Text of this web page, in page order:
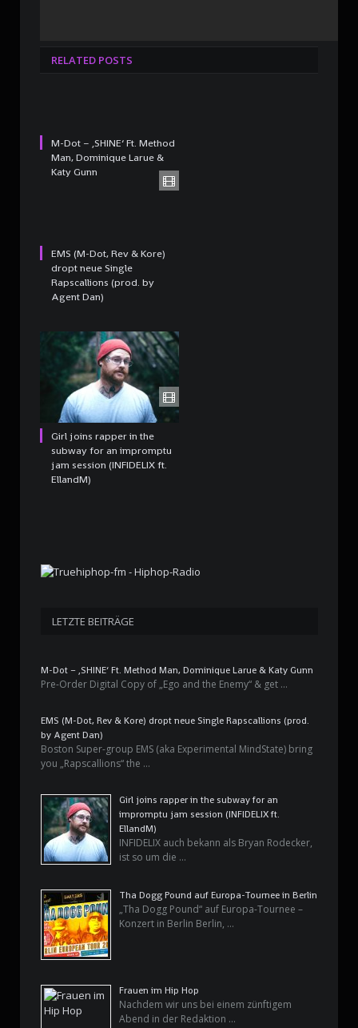
RELATED POSTS
M-Dot – ‚SHINE‘ Ft. Method
Man, Dominique Larue &
Katy Gunn
EMS (M-Dot, Rev & Kore)
dropt neue Single
Rapscallions (prod. by
Agent Dan)
Girl joins rapper in the
subway for an impromptu
jam session (INFIDELIX ft.
EllandM)
LETZTE BEITRÄGE
M-Dot – ‚SHINE‘ Ft. Method Man, Dominique Larue & Katy Gunn
Pre-Order Digital Copy of „Ego and the Enemy“ & get …
EMS (M-Dot, Rev & Kore) dropt neue Single Rapscallions (prod.
by Agent Dan)
Boston Super-group EMS (aka Experimental MindState) bring
you „Rapscallions“ the …
Girl joins rapper in the subway for an
impromptu jam session (INFIDELIX ft.
EllandM)
INFIDELIX auch bekann als Bryan Rodecker,
ist so um die …
Tha Dogg Pound auf Europa-Tournee in Berlin
„Tha Dogg Pound“ auf Europa-Tournee –
Konzert in Berlin Berlin, …
Frauen im Hip Hop
Nachdem wir uns bei einem zünftigem
Abend in der Redaktion …